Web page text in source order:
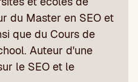
du Master en SEO et
que du Cours de
Auteur d'une
le SEO et le